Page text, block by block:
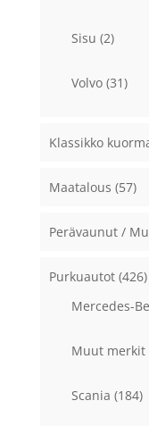
Sisu (2)
Volvo (31)
Klassikko
Maatalous (57)
Perävaunut /
Purkuautot (426)
Mercedes-
Muut merkit
Scania (184)